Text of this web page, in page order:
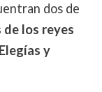
dos de
de los reyes
y